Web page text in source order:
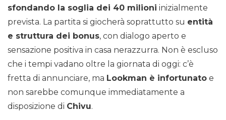
sfondando la soglia dei 40 milioni inizialmente
prevista. La partita si giocherà soprattutto su entità
e struttura dei bonus, con dialogo aperto e
sensazione positiva in casa nerazzurra. Non è escluso
che i tempi vadano oltre la giornata di oggi: c’è
fretta di annunciare, ma Lookman è infortunato e
non sarebbe comunque immediatamente a
disposizione di Chivu.